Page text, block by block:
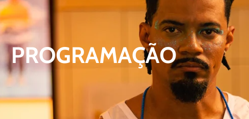
PROGRAMAÇÃO